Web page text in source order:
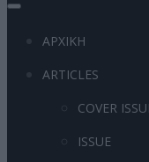
ΑΡΧΙΚΗ
ARTICLES
COVER
ISSUE